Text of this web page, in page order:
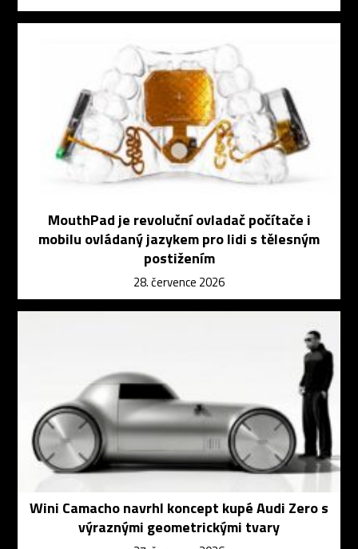
MouthPad je revoluční ovladač počítače i
mobilu ovládaný jazykem pro lidi s tělesným
postižením
28. července 2026
Wini Camacho navrhl koncept kupé Audi Zero s
výraznými geometrickými tvary